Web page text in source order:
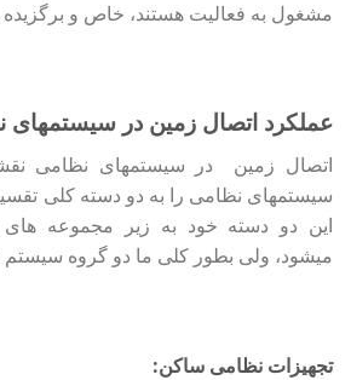
مشغول به فعالیت هستند، خاص و برگزیده
عملکرد اتصال زمین در سیستمهای
اتصال زمین در سیستمهای نظامی
سیستمهای نظامی را به دو دسته کلی
این دو دسته خود به زیر مجموعه های
می‏شود، ولی بطور کلی ما دو گروه سیستم
تجهیزات نظامی ساکن: